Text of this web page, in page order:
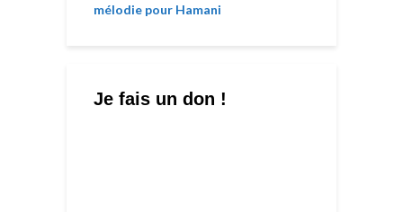
mélodie pour Hamani
Je fais un don !